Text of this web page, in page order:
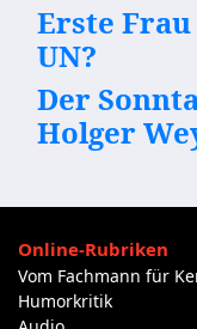
Erste
UN?
Der
Holger
Online-Rubriken
Vom Fachmann für
Humorkritik